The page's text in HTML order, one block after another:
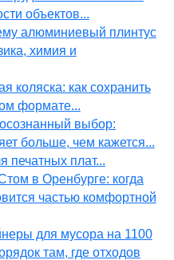
объектов...
алюминиевый плинтус
химия и
коляска: как сохранить
формате...
выбор:
больше, чем кажется...
печатных плат...
в Оренбурге: когда
частью комфортной
для мусора на 1100
там, где отходов